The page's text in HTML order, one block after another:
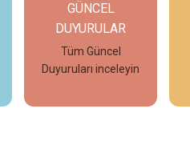
GÜNCEL
DUYURULAR
Tüm Güncel
Duyuruları inceleyin